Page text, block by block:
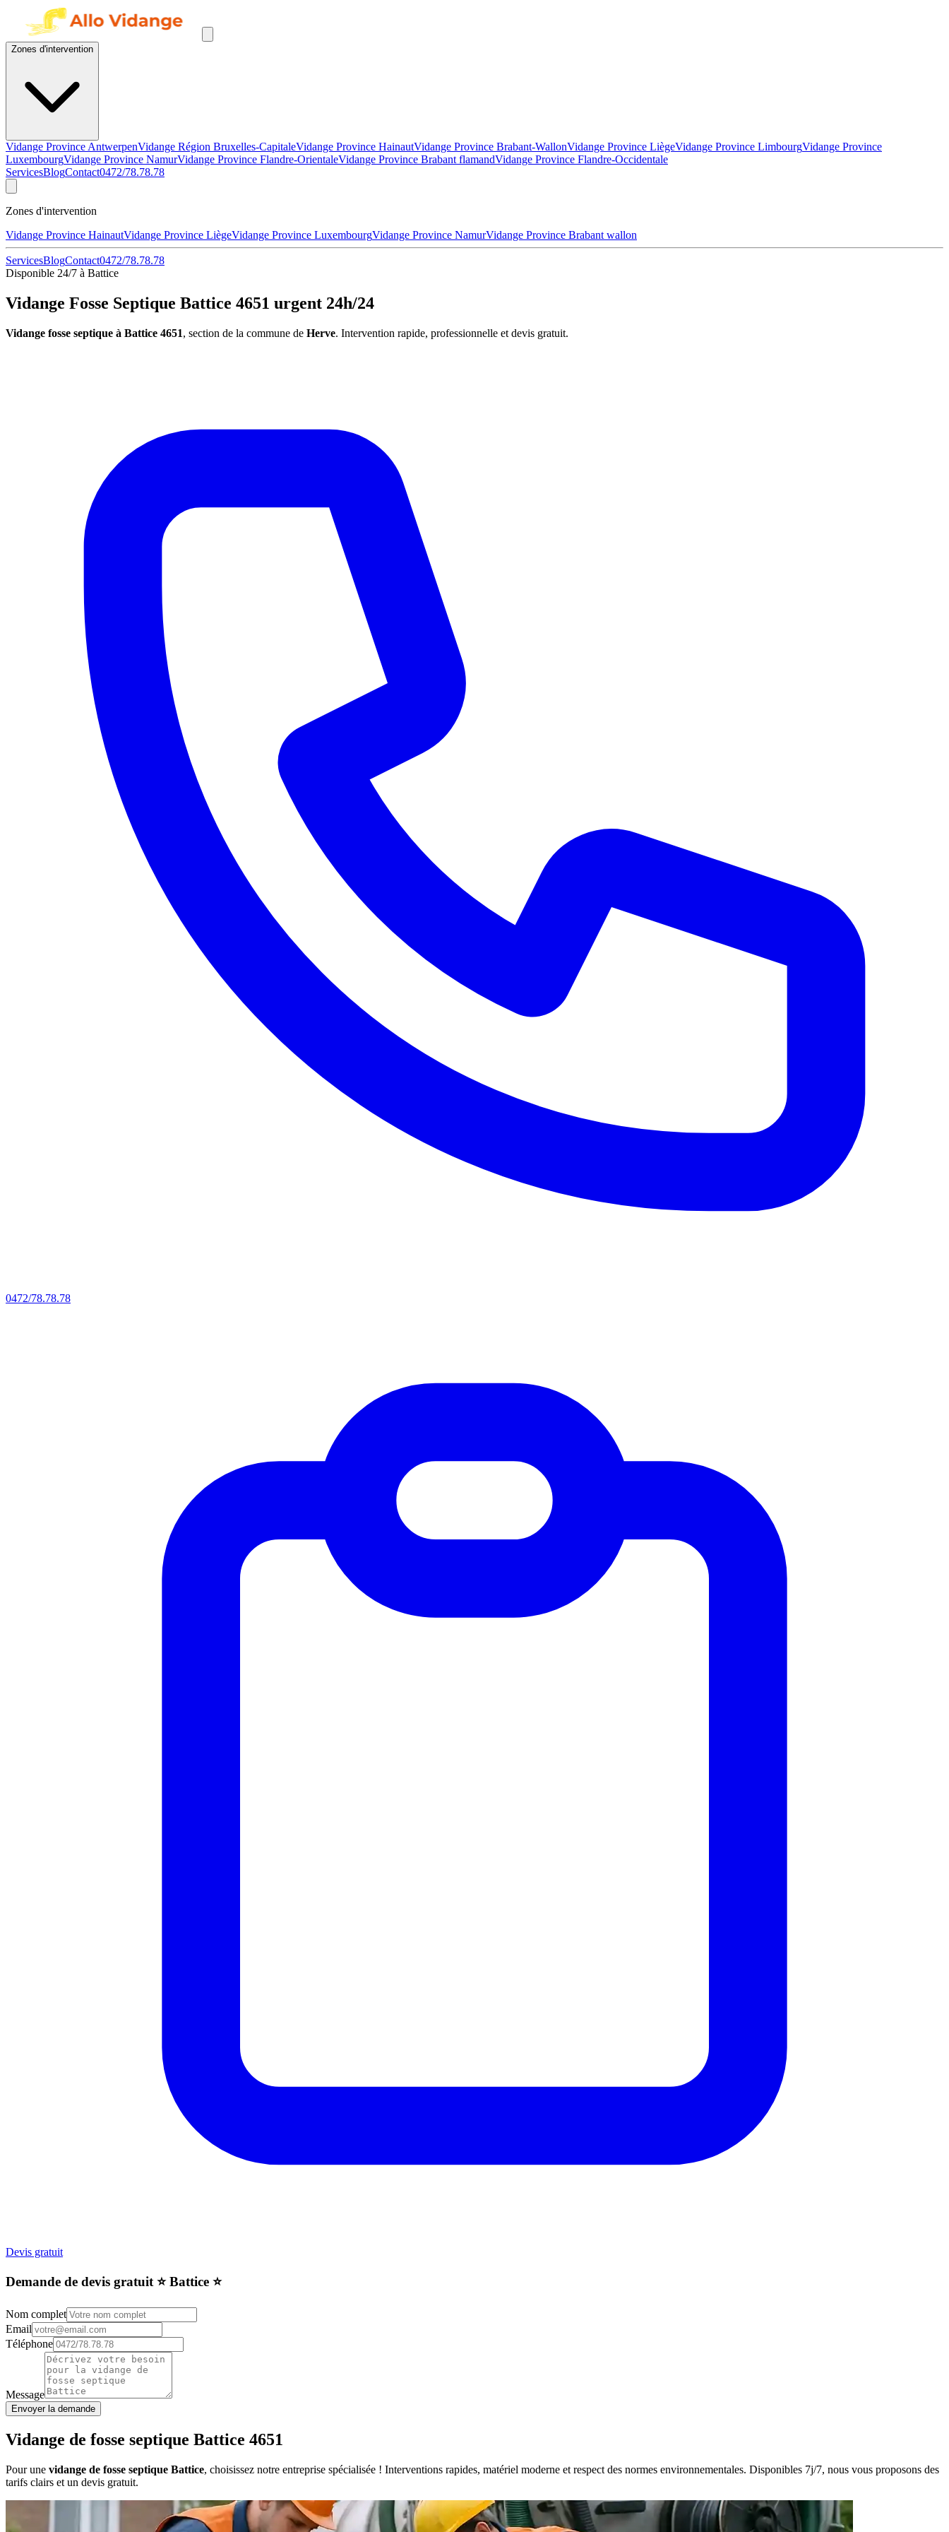
Zones d'intervention
Vidange Province AntwerpenVidange Région Bruxelles-CapitaleVidange Province HainautVidange Province Brabant-WallonVidange Province LiègeVidange Province LimbourgVidange Province
LuxembourgVidange Province NamurVidange Province Flandre-OrientaleVidange Province Brabant flamandVidange Province Flandre-Occidentale
ServicesBlogContact0472/78.78.78
Zones d'intervention
Vidange Province HainautVidange Province LiègeVidange Province LuxembourgVidange Province NamurVidange Province Brabant wallon
ServicesBlogContact0472/78.78.78
Disponible 24/7 à Battice
Vidange Fosse Septique Battice 4651 urgent 24h/24
Vidange fosse septique à Battice 4651, section de la commune de Herve. Intervention rapide, professionnelle et devis gratuit.
0472/78.78.78
Devis gratuit
Demande de devis gratuit ⭐️ Battice ⭐️
Nom complet
Email
Téléphone
Message
Envoyer la demande
Vidange de fosse septique Battice 4651
Pour une vidange de fosse septique Battice, choisissez notre entreprise spécialisée ! Interventions rapides, matériel moderne et respect des normes environnementales. Disponibles 7j/7, nous vous proposons des
tarifs clairs et un devis gratuit.